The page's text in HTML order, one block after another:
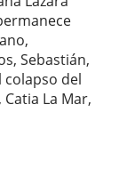
Sebastián,
colapso del
La Mar,